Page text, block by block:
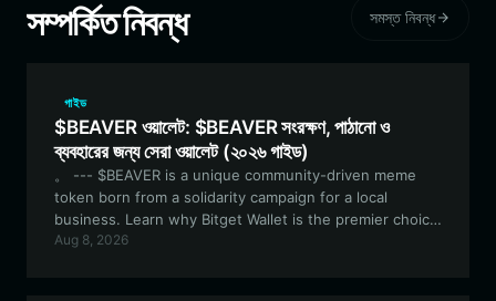
সম্পর্কিত নিবন্ধ সমস্ত নিবন্ধ
গাইড
$BEAVER ওয়ালেট: $BEAVER সংরক্ষণ, পাঠানো ও
ব্যবহারের জন্য সেরা ওয়ালেট (২০২৬ গাইড)
。 --- $BEAVER is a unique community-driven meme
token born from a solidarity campaign for a local
business. Learn why Bitget Wallet is the premier choice
for managing your $BEAVER tokens with advanced EVM
Aug 8, 2026